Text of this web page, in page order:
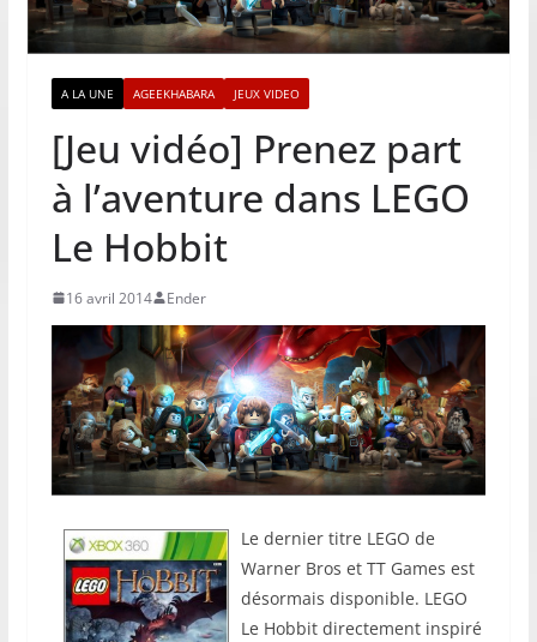
A LA UNE AGEEKHABARA JEUX VIDEO
[Jeu vidéo] Prenez part
à l’aventure dans LEGO
Le Hobbit
16 avril 2014 Ender
Le dernier titre LEGO de
Warner Bros et TT Games est
désormais disponible. LEGO
Le Hobbit directement inspiré